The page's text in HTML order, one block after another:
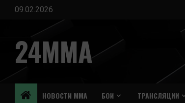
Перейти
содержимому
09.02.2026
24MMA
НОВОСТИ ММА БОИ ТРАНСЛЯЦИИ